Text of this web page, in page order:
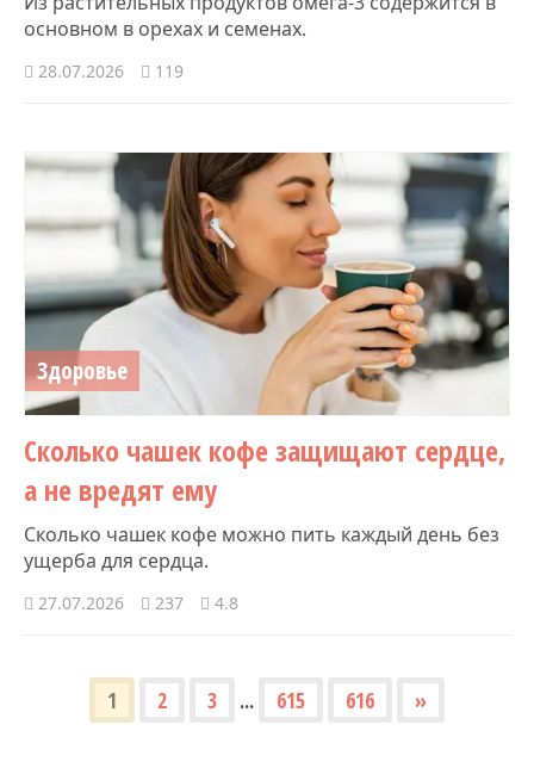
основном в орехах и семенах.
28.07.2026 119
Здоровье
Сколько чашек кофе защищают сердце,
а не вредят ему
Сколько чашек кофе можно пить каждый день без
ущерба для сердца.
27.07.2026 237 4.8
1 2 3 ... 615 616 »